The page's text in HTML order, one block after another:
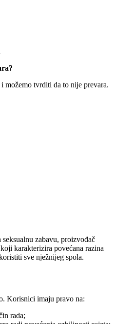
možemo tvrditi da to nije prevara.
zabavu, proizvođač
karakterizira povećana razina
sve nježnijeg spola.
Korisnici imaju pravo na:
rada;